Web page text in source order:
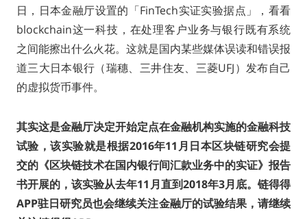
日，日本金融厅设置的「FinTech实证实验据点」，看看
blockchain这一科技，在处理客户业务与银行既有系统
之间能擦出什么火花。这就是国内某些媒体误读和错误报
道三大日本银行（瑞穗、三井住友、三菱UFJ）发布自己
的虚拟货币事件。
其实这是金融厅决定开始定点在金融机构实施的金融科技
试验，该实验就是根据2016年11月日本区块链研究会提
交的《区块链技术在国内银行间汇款业务中的实证》报告
书开展的，该实验从去年11月直到2018年3月底。链得得
APP驻日研究员也会继续关注金融厅的试验结果，请继续